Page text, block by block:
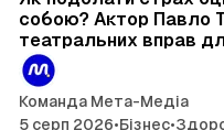
собою? Актор Павло
театральних вправ
Команда Мета-Медіа
5 серп 2026•Бізнес•